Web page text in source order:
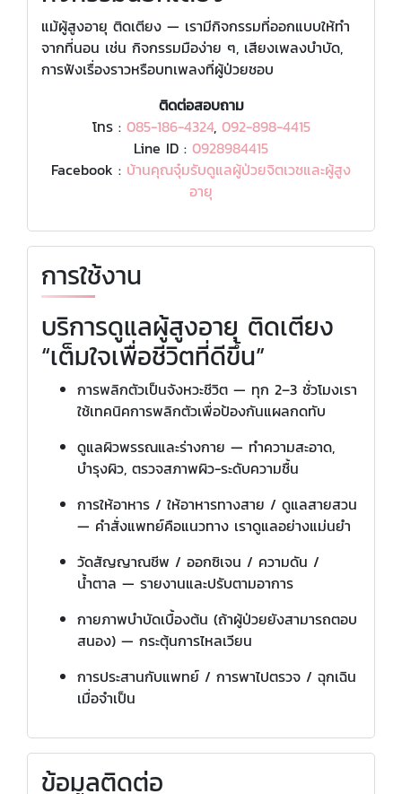
แม้ผู้สูงอายุ ติดเตียง — เรามีกิจกรรมที่ออกแบบให้ทำ
จากที่นอน เช่น กิจกรรมมือง่าย ๆ, เสียงเพลงบำบัด,
การฟังเรื่องราวหรือบทเพลงที่ผู้ป่วยชอบ
ติดต่อสอบถาม
โทร : 085-186-4324, 092-898-4415
Line ID : 0928984415
Facebook : บ้านคุณจุ๋มรับดูแลผู้ป่วยจิตเวชและผู้สูง
อายุ
การใช้งาน
บริการดูแลผู้สูงอายุ ติดเตียง
“เต็มใจเพื่อชีวิตที่ดีขึ้น”
การพลิกตัวเป็นจังหวะชีวิต — ทุก 2–3 ชั่วโมงเรา
ใช้เทคนิคการพลิกตัวเพื่อป้องกันแผลกดทับ
ดูแลผิวพรรณและร่างกาย — ทำความสะอาด,
บำรุงผิว, ตรวจสภาพผิว-ระดับความชื้น
การให้อาหาร / ให้อาหารทางสาย / ดูแลสายสวน
— คำสั่งแพทย์คือแนวทาง เราดูแลอย่างแม่นยำ
วัดสัญญาณชีพ / ออกซิเจน / ความดัน /
น้ำตาล — รายงานและปรับตามอาการ
กายภาพบำบัดเบื้องต้น (ถ้าผู้ป่วยยังสามารถตอบ
สนอง) — กระตุ้นการไหลเวียน
การประสานกับแพทย์ / การพาไปตรวจ / ฉุกเฉิน
เมื่อจำเป็น
ข้อมูลติดต่อ